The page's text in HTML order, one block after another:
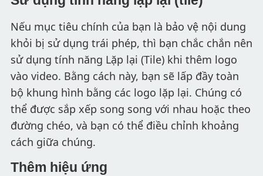
Nếu mục tiêu chính của bạn là bảo vệ nội dung
khỏi bị sử dụng trái phép, thì bạn chắc chắn nên
sử dụng tính năng Lặp lại (Tile) khi thêm logo
vào video. Bằng cách này, bạn sẽ lấp đầy toàn
bộ khung hình bằng các logo lặp lại. Chúng có
thể được sắp xếp song song với nhau hoặc theo
đường chéo, và bạn có thể điều chỉnh khoảng
cách giữa chúng.
Thêm hiệu ứng